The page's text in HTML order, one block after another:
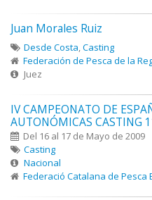
Juan Morales Ruiz
Desde Costa,Casting
Federación de Pesca de la
Juez
IV CAMPEONATO DE
AUTONÓMICAS CASTING
Del 16 al 17 de Mayo de 2009
Casting
Nacional
Federació Catalana de Pesca